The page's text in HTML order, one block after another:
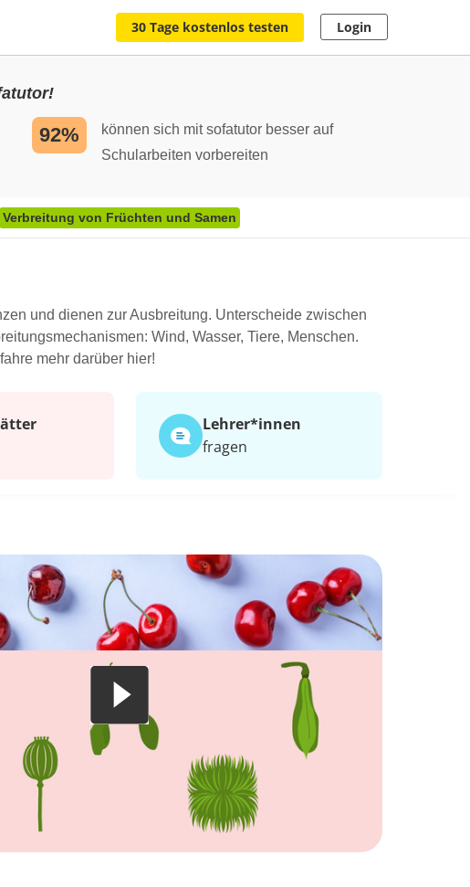
30 Tage kostenlos testen Login
92%
können sich mit sofatutor besser auf
Schularbeiten vorbereiten
Verbreitung von Früchten und Samen
und dienen zur Ausbreitung. Unterscheide zwischen
Wind, Wasser, Tiere, Menschen.
mehr darüber hier!
Lehrer*​innen
fragen